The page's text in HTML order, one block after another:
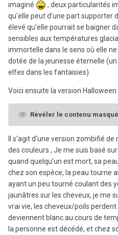
imaginé
, deux particularités
qu'elle peut d'une part supporter
élevé qu'elle pourrait se baigner
sensibles aux températures
immortelle dans le sens où elle
dotée de la jeunesse éternelle
elfes dans les fantaisies).
Voici ensuite la version Halloween
Révéler le contenu masqué
Il s'agit d'une version zombifié
des couleurs , Je me suis basé
quand quelqu'un est mort, sa
chez son espèce, la peau tourne
ayant un peu tourné coulant des
jaunâtres sur les cheveux, je me
vrai vie, les cheveux/poils
deviennent blanc au cours de
la personne est décédé, et chez